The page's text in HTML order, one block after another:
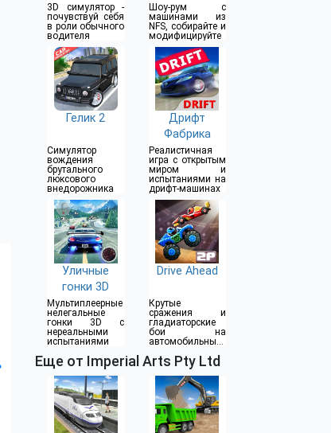
3D симулятор -
почувствуй себя
в роли обычного
водителя
Шоу-рум с
машинами из
NFS, собирайте и
модифицируйте
Гелик 2
Симулятор
вождения
брутального
люксового
внедорожника
Дрифт
Фабрика
Реалистичная
игра с открытым
миром и
испытаниями на
дрифт-машинах
Уличные
гонки 3D
Мультиплеерные
нелегальные
гонки 3D с
нереальными
испытаниями
Drive Ahead
Крутые
сражения и
гладиаторские
бои на
автомобильные
Еще от Imperial Arts Pty Ltd